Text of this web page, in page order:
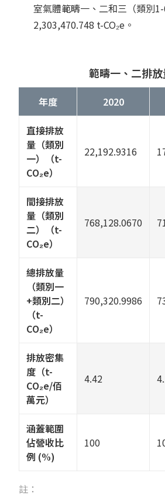
室氣體範疇一、二和三（類別
2,303,470.748 t-CO₂e。
範疇一、二排
年度 2020
直接排放
量（類別
一）（t-
CO₂e）
22,192.9316
間接排放
量（類別
二）（t-
CO₂e）
768,128.0670
總排放量
（類別一
+類別二）
（t-
CO₂e）
790,320.9986
排放密集
度（t-
CO₂e/佰
萬元）
4.42
涵蓋範圍
佔營收比
例 (%)
100
註：